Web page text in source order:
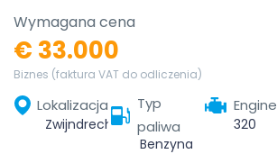
Wymagana cena
€ 33.000
Biznes (faktura VAT do odliczenia)
Lokalizacja
Zwijndrecht, Beveren-Kruibeke-Zwijndrecht, Sint-Niklaas, Източна Фландрия, Фландрия, 2070, Белгия
Typ
paliwa
Benzyna
Engine
320